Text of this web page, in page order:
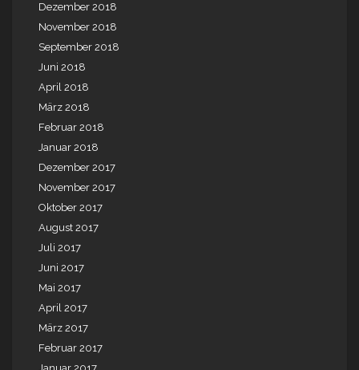
Dezember 2018
November 2018
September 2018
Juni 2018
April 2018
März 2018
Februar 2018
Januar 2018
Dezember 2017
November 2017
Oktober 2017
August 2017
Juli 2017
Juni 2017
Mai 2017
April 2017
März 2017
Februar 2017